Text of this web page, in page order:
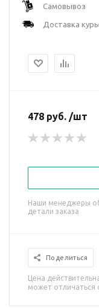
Самовывоз
Доставка
478 руб. /шт
Наши менеджеры
детали заказа
Поделиться
Цена
может отличаться